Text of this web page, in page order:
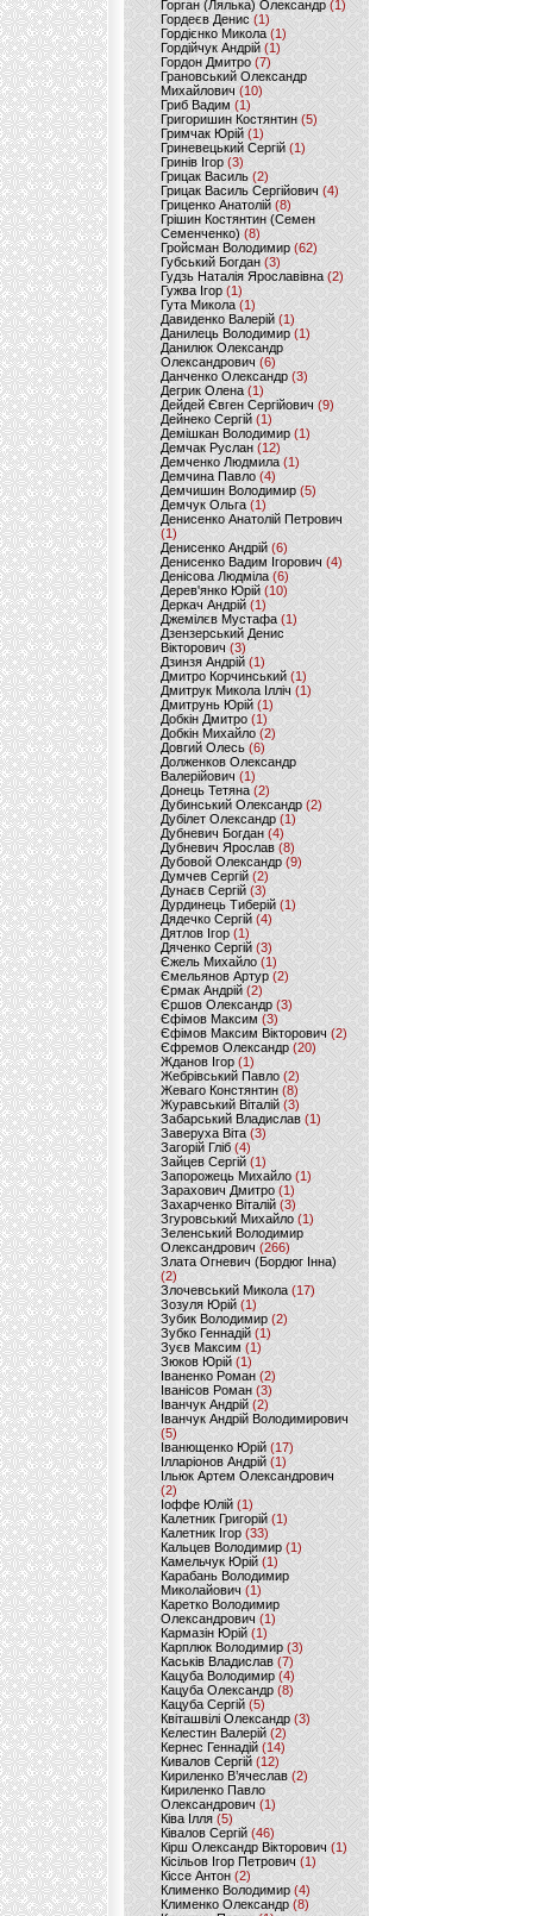
Горган (Лялька) Олександр(1)
Гордеєв Денис (1)
Гордієнко Микола (1)
Гордійчук Андрій (1)
Гордон Дмитро (7)
Грановський Олександр
Михайлович (10)
Гриб Вадим (1)
Григоришин Костянтин (5)
Гримчак Юрій(1)
Гриневецький Сергій(1)
Гринів Ігор (3)
Грицак Василь (2)
Грицак Василь Сергійович (4)
Гриценко Анатолій (8)
Грішин Костянтин (Семен
Семенченко)(8)
Гройсман Володимир(62)
Губський Богдан (3)
Гудзь Наталія Ярославівна(2)
Гужва Ігор (1)
Гута Микола (1)
Давиденко Валерій (1)
Данилець Володимир(1)
Данилюк Олександр
Олександрович (6)
Данченко Олександр (3)
Дегрик Олена(1)
Дейдей Євген Сергійович(9)
Дейнеко Сергій (1)
Демішкан Володимир(1)
Демчак Руслан (12)
Демченко Людмила (1)
Демчина Павло (4)
Демчишин Володимир (5)
Демчук Ольга(1)
Денисенко Анатолій Петрович
(1)
Денисенко Андрій (6)
Денисенко Вадим Ігорович (4)
Денісова Людміла(6)
Дерев'янко Юрій(10)
Деркач Андрій(1)
Джемілєв Мустафа (1)
Дзензерський Денис
Вікторович (3)
Дзинзя Андрій (1)
Дмитро Корчинський (1)
Дмитрук Микола Ілліч (1)
Дмитрунь Юрій (1)
Добкін Дмитро(1)
Добкін Михайло (2)
Довгий Олесь (6)
Долженков Олександр
Валерійович (1)
Донець Тетяна (2)
Дубинський Олександр(2)
Дубілет Олександр (1)
Дубневич Богдан (4)
Дубневич Ярослав (8)
Дубовой Олександр(9)
Думчев Сергій (2)
Дунаєв Сергій(3)
Дурдинець Тиберій (1)
Дядечко Сергій (4)
Дятлов Ігор (1)
Дяченко Сергій (3)
Єжель Михайло (1)
Ємельянов Артур (2)
Єрмак Андрій (2)
Єршов Олександр (3)
Єфімов Максим (3)
Єфімов Максим Вікторович (2)
Єфремов Олександр (20)
Жданов Ігор (1)
Жебрівський Павло (2)
Жеваго Констянтин (8)
Журавський Віталій (3)
Забарський Владислав (1)
Заверуха Віта (3)
Загорій Гліб (4)
Зайцев Сергій(1)
Запорожець Михайло (1)
Зарахович Дмитро (1)
Захарченко Віталій (3)
Згуровський Михайло (1)
Зеленський Володимир
Олександрович (266)
Злата Огневич (Бордюг Інна)
(2)
Злочевський Микола(17)
Зозуля Юрій (1)
Зубик Володимир (2)
Зубко Геннадій (1)
Зуєв Максим(1)
Зюков Юрій (1)
Іваненко Роман (2)
Іванісов Роман (3)
Іванчук Андрій(2)
Іванчук Андрій Володимирович
(5)
Іванющенко Юрій (17)
Ілларіонов Андрій (1)
Ільюк Артем Олександрович
(2)
Іоффе Юлій (1)
Калетник Григорій(1)
Калетник Ігор (33)
Кальцев Володимир(1)
Камельчук Юрій (1)
Карабань Володимир
Миколайович (1)
Каретко Володимир
Олександрович (1)
Кармазін Юрій(1)
Карплюк Володимир(3)
Каськів Владислав (7)
Кацуба Володимир (4)
Кацуба Олександр (8)
Кацуба Сергій (5)
Квіташвілі Олександр(3)
Келестин Валерій(2)
Кернес Геннадій (14)
Кивалов Сергій (12)
Кириленко В’ячеслав (2)
Кириленко Павло
Олександрович (1)
Ківа Ілля (5)
Ківалов Сергій(46)
Кірш Олександр Вікторович (1)
Кісільов Ігор Петрович (1)
Кіссе Антон (2)
Клименко Володимир(4)
Клименко Олександр (8)